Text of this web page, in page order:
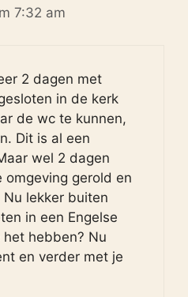
7:32 am
2 dagen met
in de kerk
de wc te kunnen,
Dit is al een
wel 2 dagen
omgeving gerold en
lekker buiten
in een Engelse
hebben? Nu
en verder met je